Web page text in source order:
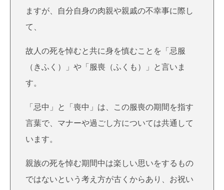
ますが、自分自身の肉親や親戚の不幸事に際し
て、
故人の死を悼むと共に身を慎むことを「忌服
（きふく）」や「服喪（ふくも）」と言いま
す。
「忌中」と「喪中」は、この服喪の期間を指す
言葉で、マナーや過ごし方については共通して
います。
親族の死を悼む期間中は楽しい思いをするもの
ではないという考え方が古くからあり、お祝い